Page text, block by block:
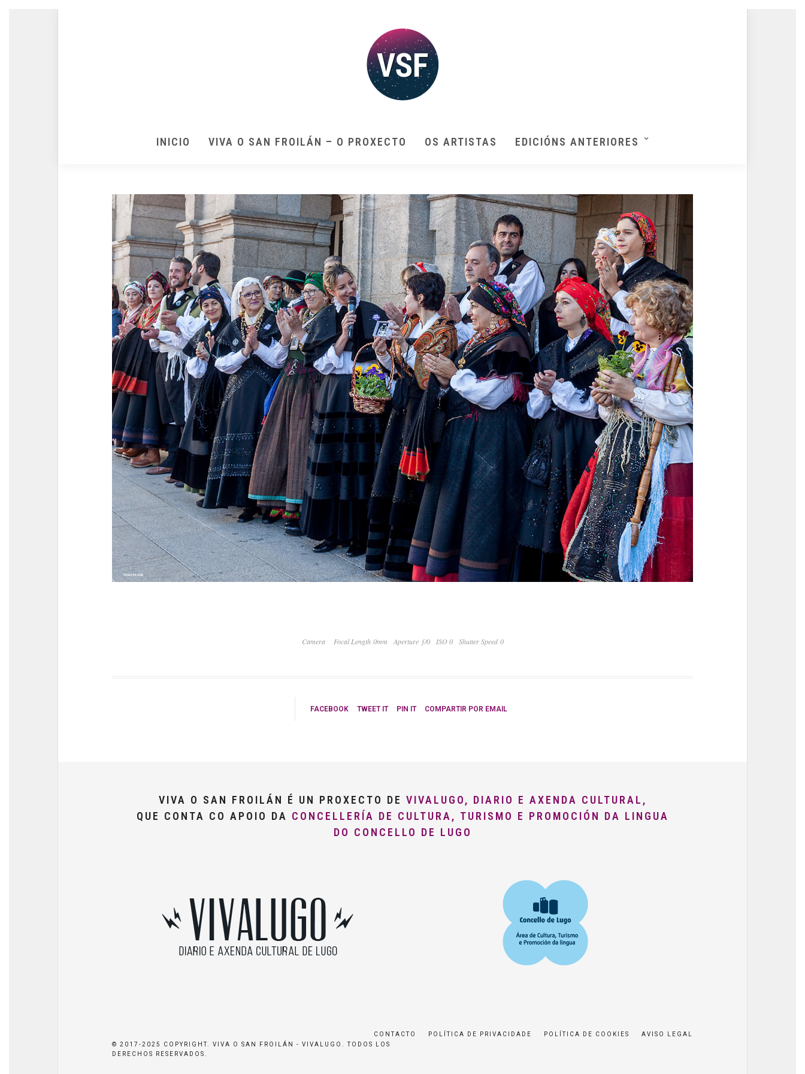
INICIO VIVA O SAN FROILÁN – O PROXECTO OS ARTISTAS EDICIÓNS ANTERIORES
Camera Focal Length 0mm Aperture ƒ/0 ISO 0 Shutter Speed 0
FACEBOOK TWEET IT PIN IT COMPARTIR POR EMAIL
VIVA O SAN FROILÁN É UN PROXECTO DE VIVALUGO, DIARIO E AXENDA CULTURAL,
QUE CONTA CO APOIO DA CONCELLERÍA DE CULTURA, TURISMO E PROMOCIÓN DA LINGUA
DO CONCELLO DE LUGO
CONTACTO POLÍTICA DE PRIVACIDADE POLÍTICA DE COOKIES
AVISO LEGAL
© 2017-2025 COPYRIGHT. VIVA O SAN FROILÁN - VIVALUGO. TODOS LOS
DERECHOS RESERVADOS.